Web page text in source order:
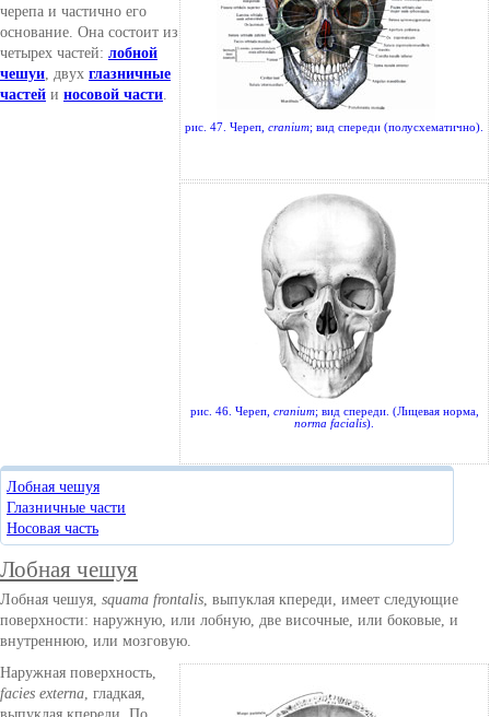
рис. 47. Череп, cranium; вид спереди (полусхематично).
рис. 46. Череп, cranium; вид спереди. (Лицевая норма,
norma facialis).
черепа и частично его
основание. Она состоит из
четырех частей: лобной
чешуи, двух глазничные
частей и носовой части.
Лобная чешуя
Глазничные части
Носовая часть
Лобная чешуя
Лобная чешуя, squama frontalis, выпуклая кпереди, имеет следующие
поверхности: наружную, или лобную, две височные, или боковые, и
внутреннюю, или мозговую.
Наружная поверхность,
facies externa, гладкая,